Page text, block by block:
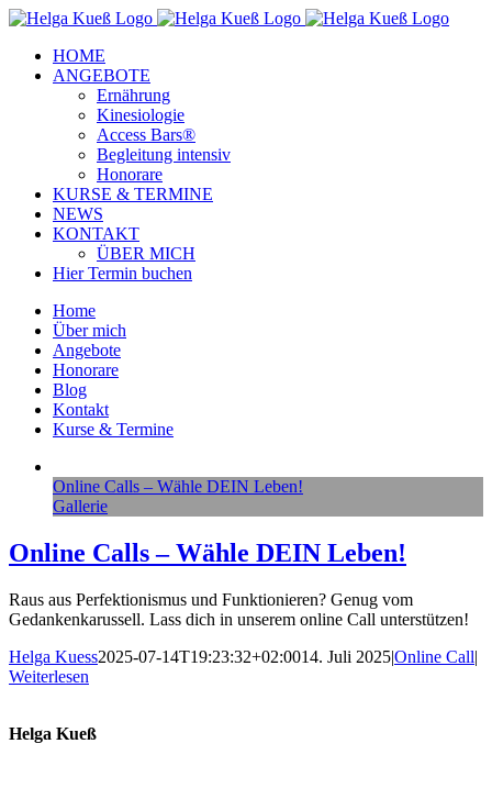
Zum
springen
Facebook
Instagram
YouTube
HOME
ANGEBOTE
Ernährung
Kinesiologie
Access Bars®
Begleitung intensiv
Honorare
KURSE & TERMINE
NEWS
KONTAKT
ÜBER MICH
Hier Termin buchen
Home
Über mich
Angebote
Honorare
Blog
Kontakt
Kurse & Termine
Online Calls – Wähle DEIN Leben!
Gallerie
Online Calls – Wähle DEIN Leben!
Raus aus Perfektionismus und Funktionieren? Genug vom
Gedankenkarussell. Lass dich in unserem online Call unterstützen!
Helga Kuess2025-07-14T19:23:32+02:0014. Juli 2025|Online Call|
Weiterlesen
Helga Kueß